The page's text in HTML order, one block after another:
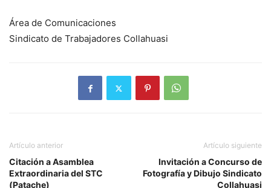
Área de Comunicaciones
Sindicato de Trabajadores Collahuasi
Artículo anterior
Citación a Asamblea
Extraordinaria del STC
(Patache)
Artículo siguiente
Invitación a Concurso de
Fotografía y Dibujo Sindicato
Collahuasi